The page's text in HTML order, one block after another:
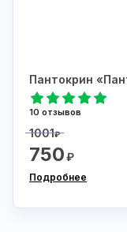
Пантокрин
10 отзывов
1001₽
750₽
Подробнее